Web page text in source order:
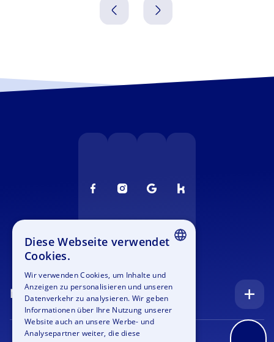
Navigation
Startseite
Anfrage
GERMAN
SPANISH
Diese Webseite verwendet
Cookies.
Wir verwenden Cookies, um Inhalte und
Anzeigen zu personalisieren und unseren
Datenverkehr zu analysieren. Wir geben
Informationen über Ihre Nutzung unserer
Website auch an unsere Werbe- und
Analysepartner weiter, die diese